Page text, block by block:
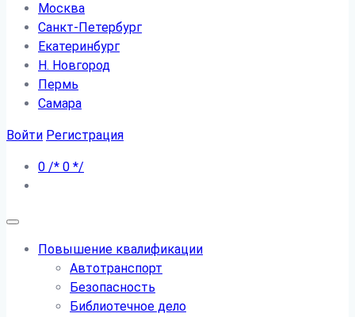
Москва
Санкт-Петербург
Екатеринбург
Н. Новгород
Пермь
Самара
Войти Регистрация
0 /* 0 */
Повышение квалификации
Автотранспорт
Безопасность
Библиотечное дело